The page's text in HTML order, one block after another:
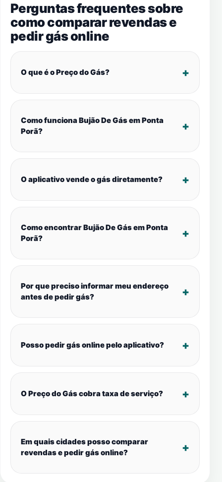
Perguntas frequentes sobre
como comparar revendas e
pedir gás online
O que é o Preço do Gás?
Como funciona Bujão De Gás em Ponta
Porã?
O aplicativo vende o gás diretamente?
Como encontrar Bujão De Gás em Ponta
Porã?
Por que preciso informar meu endereço
antes de pedir gás?
Posso pedir gás online pelo aplicativo?
O Preço do Gás cobra taxa de serviço?
Em quais cidades posso comparar
revendas e pedir gás online?